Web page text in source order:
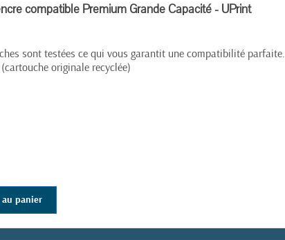
compatible Premium Grande Capacité - UPrint
sont testées ce qui vous garantit une compatibilité parfaite.
originale recyclée)
panier